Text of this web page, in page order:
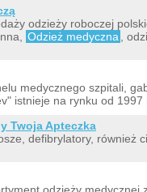
odzieży roboczej
Odzież medyczna
,
medycznego szpitali,
istnieje na rynku od 1997
Twoja Apteczka
defibrylatory, również